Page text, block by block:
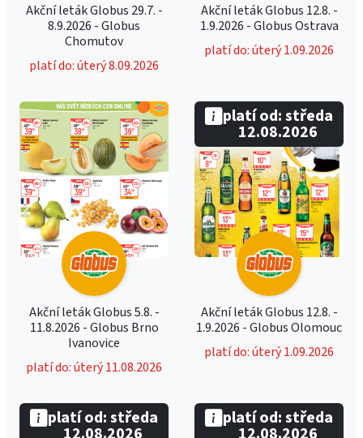
Akční leták Globus 29.7. -
8.9.2026 - Globus
Chomutov
platí do: úterý 8.09.2026
Akční leták Globus 12.8. -
1.9.2026 - Globus Ostrava
platí do: úterý 1.09.2026
Akční leták Globus 5.8. -
11.8.2026 - Globus Brno
Ivanovice
platí do: úterý 11.08.2026
Akční leták Globus 12.8. -
1.9.2026 - Globus Olomouc
platí do: úterý 1.09.2026
platí od: středa
12.08.2026
platí od: středa platí od: středa